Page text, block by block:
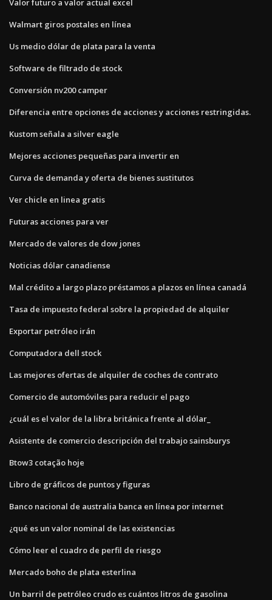
Valor futuro a valor actual excel
Walmart giros postales en línea
Us medio dólar de plata para la venta
Software de filtrado de stock
Conversión nv200 camper
Diferencia entre opciones de acciones y acciones restringidas.
Kustom señala a silver eagle
Mejores acciones pequeñas para invertir en
Curva de demanda y oferta de bienes sustitutos
Ver chicle en linea gratis
Futuras acciones para ver
Mercado de valores de dow jones
Noticias dólar canadiense
Mal crédito a largo plazo préstamos a plazos en línea canadá
Tasa de impuesto federal sobre la propiedad de alquiler
Exportar petróleo irán
Computadora dell stock
Las mejores ofertas de alquiler de coches de contrato
Comercio de automóviles para reducir el pago
¿cuál es el valor de la libra británica frente al dólar_
Asistente de comercio descripción del trabajo sainsburys
Btow3 cotação hoje
Libro de gráficos de puntos y figuras
Banco nacional de australia banca en línea por internet
¿qué es un valor nominal de las existencias
Cómo leer el cuadro de perfil de riesgo
Mercado boho de plata esterlina
Un barril de petróleo crudo es cuántos litros de gasolina